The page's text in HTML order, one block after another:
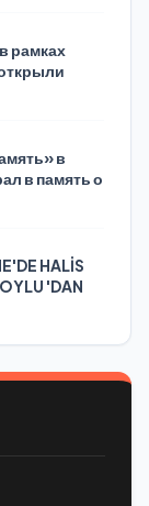
рамках
в
в память о
HALİS
'DAN